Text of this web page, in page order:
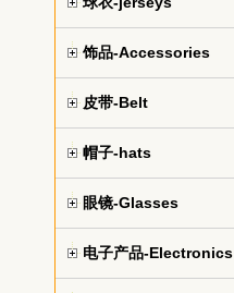
饰品-Accessories
皮带-Belt
帽子-hats
眼镜-Glasses
电子产品-Electronics